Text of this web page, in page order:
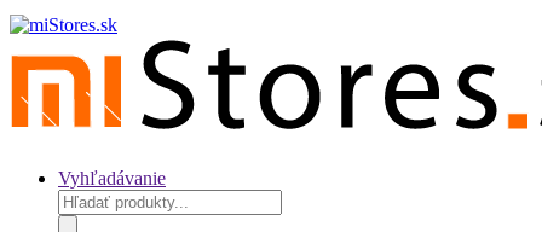
Vyhľadávanie
Products
search